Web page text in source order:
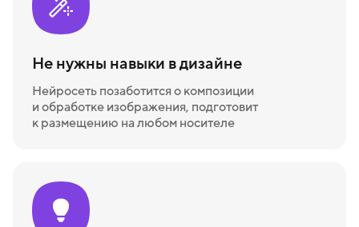
Не нужны навыки в дизайне
Нейросеть позаботится о композиции
и обработке изображения, подготовит
к размещению на любом носителе